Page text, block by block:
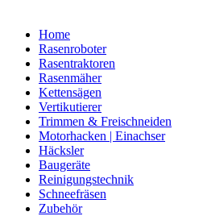
Home
Rasenroboter
Rasentraktoren
Rasenmäher
Kettensägen
Vertikutierer
Trimmen & Freischneiden
Motorhacken | Einachser
Häcksler
Baugeräte
Reinigungstechnik
Schneefräsen
Zubehör